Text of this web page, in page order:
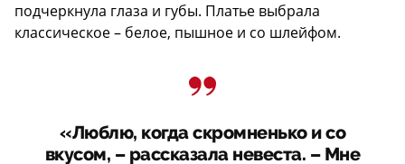
подчеркнула глаза и губы. Платье выбрала
классическое – белое, пышное и со шлейфом.
«Люблю, когда скромненько и со
вкусом, – рассказала невеста. – Мне